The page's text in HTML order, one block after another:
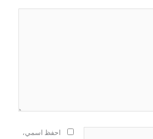
احفظ اسمي،